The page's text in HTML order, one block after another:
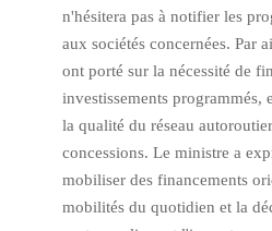
n'hésitera pas à notifier les
aux sociétés concernées. Par
ont porté sur la nécessité de
investissements programmés,
la qualité du réseau
concessions. Le ministre a
mobiliser des financements
mobilités du quotidien et la